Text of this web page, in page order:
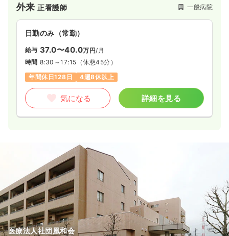
外来正看護師 一般病院
日勤のみ（常勤）
給与 37.0〜40.0万円/月
時間 8:30～17:15 （休憩45分）
年間休日128日
4週8休以上
気になる 詳細を見る
医療法人社団凰和会